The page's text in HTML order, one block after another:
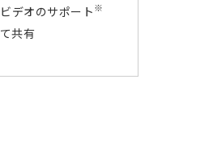
デオのサポート※
共有